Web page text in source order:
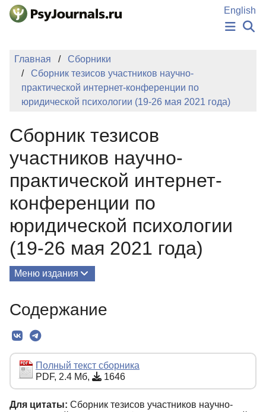
Перейти к основному содержанию
English
НОВОСТИ
АВТОРЫ
ПОДАТЬ РУКОПИСЬ
БАЗА ЗНАНИЙ
Регистрация
Главная
Сборники
Сборник тезисов участников научно-
практической интернет-конференции по
юридической психологии (19-26 мая 2021 года)
Сборник тезисов
участников научно-
практической интернет-
конференции по
юридической психологии
(19-26 мая 2021 года)
Меню издания
Редколлегия
Текст
Содержание
Полный текст сборника
PDF, 2.4 Мб,
1646
Для цитаты: Сборник тезисов участников научно-